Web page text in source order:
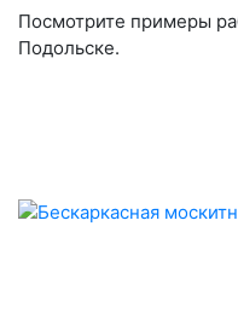
Посмотрите примеры
Подольске.